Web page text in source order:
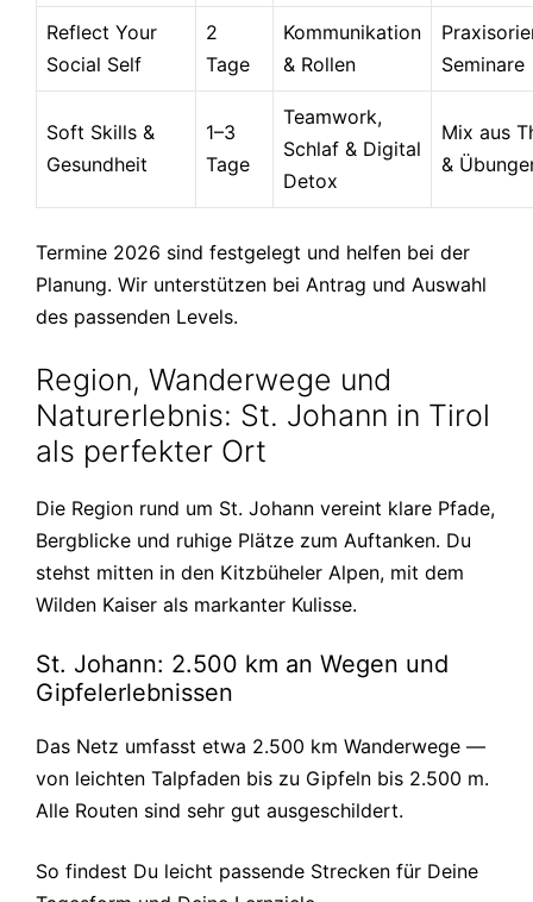
Reflect Your
Social Self
2
Tage
Kommunikation
& Rollen
Seminare
Soft Skills &
Gesundheit
1–3
Tage
Teamwork,
Schlaf & Digital
Detox
Mix aus
&
Termine 2026 sind festgelegt und helfen bei der
Planung. Wir unterstützen bei Antrag und Auswahl
des passenden Levels.
Region, Wanderwege und
Naturerlebnis: St. Johann in Tirol
als perfekter Ort
Die Region rund um St. Johann vereint klare Pfade,
Bergblicke und ruhige Plätze zum Auftanken. Du
stehst mitten in den Kitzbüheler Alpen, mit dem
Wilden Kaiser als markanter Kulisse.
St. Johann: 2.500 km an Wegen und
Gipfelerlebnissen
Das Netz umfasst etwa 2.500 km Wanderwege —
von leichten Talpfaden bis zu Gipfeln bis 2.500 m.
Alle Routen sind sehr gut ausgeschildert.
So findest Du leicht passende Strecken für Deine